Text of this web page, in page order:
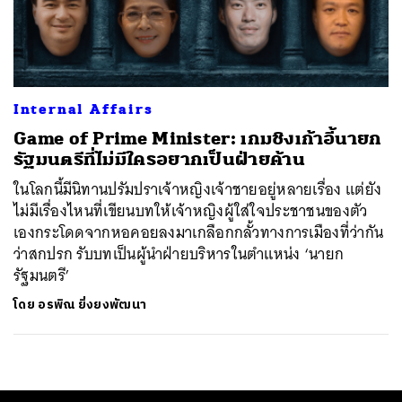
Internal Affairs
Game of Prime Minister: เกมชิงเก้าอี้นายก
รัฐมนตรีที่ไม่มีใครอยากเป็นฝ่ายค้าน
ในโลกนี้มีนิทานปรัมปราเจ้าหญิงเจ้าชายอยู่หลายเรื่อง แต่ยัง
ไม่มีเรื่องไหนที่เขียนบทให้เจ้าหญิงผู้ใส่ใจประชาชนของตัว
เองกระโดดจากหอคอยลงมาเกลือกกลั้วทางการเมืองที่ว่ากัน
ว่าสกปรก รับบทเป็นผู้นำฝ่ายบริหารในตำแหน่ง ‘นายก
รัฐมนตรี’
โดย อรพิณ ยิ่งยงพัฒนา
ค้นหา
SHARE TWEET LINE EMAIL